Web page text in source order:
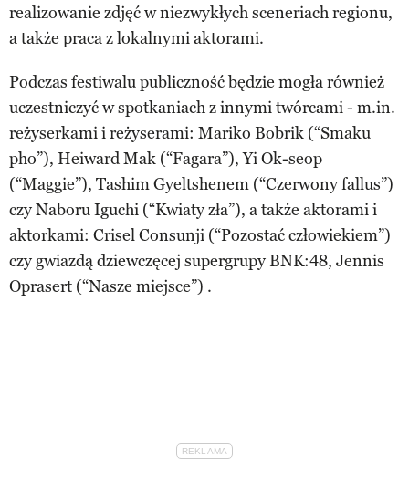
realizowanie zdjęć w niezwykłych sceneriach regionu,
a także praca z lokalnymi aktorami.
Podczas festiwalu publiczność będzie mogła również
uczestniczyć w spotkaniach z innymi twórcami - m.in.
reżyserkami i reżyserami: Mariko Bobrik (“Smaku
pho”), Heiward Mak (“Fagara”), Yi Ok-seop
(“Maggie”), Tashim Gyeltshenem (“Czerwony fallus”)
czy Naboru Iguchi (“Kwiaty zła”), a także aktorami i
aktorkami: Crisel Consunji (“Pozostać człowiekiem”)
czy gwiazdą dziewczęcej supergrupy BNK:48, Jennis
Oprasert (“Nasze miejsce”) .